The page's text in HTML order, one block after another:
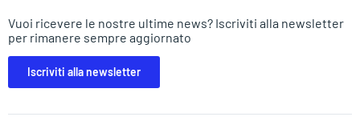
Vuoi ricevere le nostre ultime news? Iscriviti alla newsletter
per rimanere sempre aggiornato
Iscriviti alla newsletter